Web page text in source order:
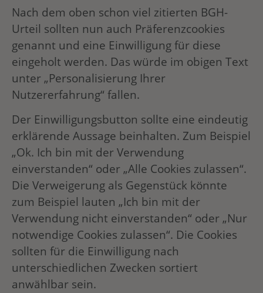
Nach dem oben schon viel zitierten BGH-
Urteil sollten nun auch Präferenzcookies
genannt und eine Einwilligung für diese
eingeholt werden. Das würde im obigen Text
unter „Personalisierung Ihrer
Nutzererfahrung“ fallen.
Der Einwilligungsbutton sollte eine eindeutig
erklärende Aussage beinhalten. Zum Beispiel
„Ok. Ich bin mit der Verwendung
einverstanden“ oder „Alle Cookies zulassen“.
Die Verweigerung als Gegenstück könnte
zum Beispiel lauten „Ich bin mit der
Verwendung nicht einverstanden“ oder „Nur
notwendige Cookies zulassen“. Die Cookies
sollten für die Einwilligung nach
unterschiedlichen Zwecken sortiert
anwählbar sein.